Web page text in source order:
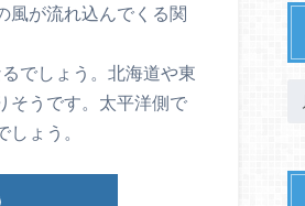
風が流れ込んでくる関
でしょう。北海道や東
そうです。太平洋側で
ょう。